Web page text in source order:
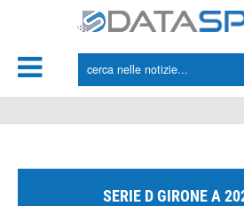
SERIE D GIRONE A